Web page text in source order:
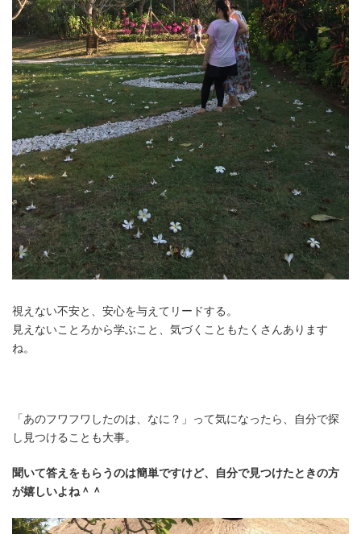
視えない不安と、安心を与えてリードする。
見えないことろから学ぶこと、気づくこともたくさんあります
ね。
「あのフワフワしたのは、なに？」って気になったら、自分で探
し見つけることも大事。
聞いて答えをもらうのは簡単ですけど、自分で見つけたときの方
が嬉しいよね＾＾